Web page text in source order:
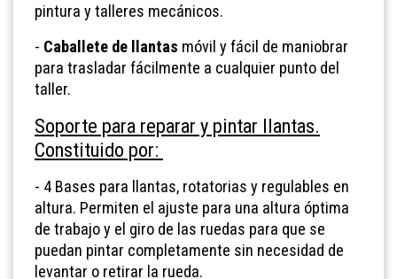
pintura y talleres mecánicos.
- Caballete de llantas móvil y fácil de maniobrar
para trasladar fácilmente a cualquier punto del
taller.
Soporte para reparar y pintar llantas.
Constituido por:
- 4 Bases para llantas, rotatorias y regulables en
altura. Permiten el ajuste para una altura óptima
de trabajo y el giro de las ruedas para que se
puedan pintar completamente sin necesidad de
levantar o retirar la rueda.